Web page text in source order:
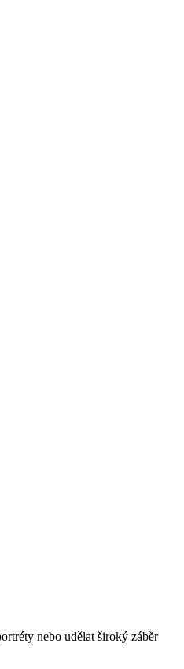
nebo udělat široký záběr